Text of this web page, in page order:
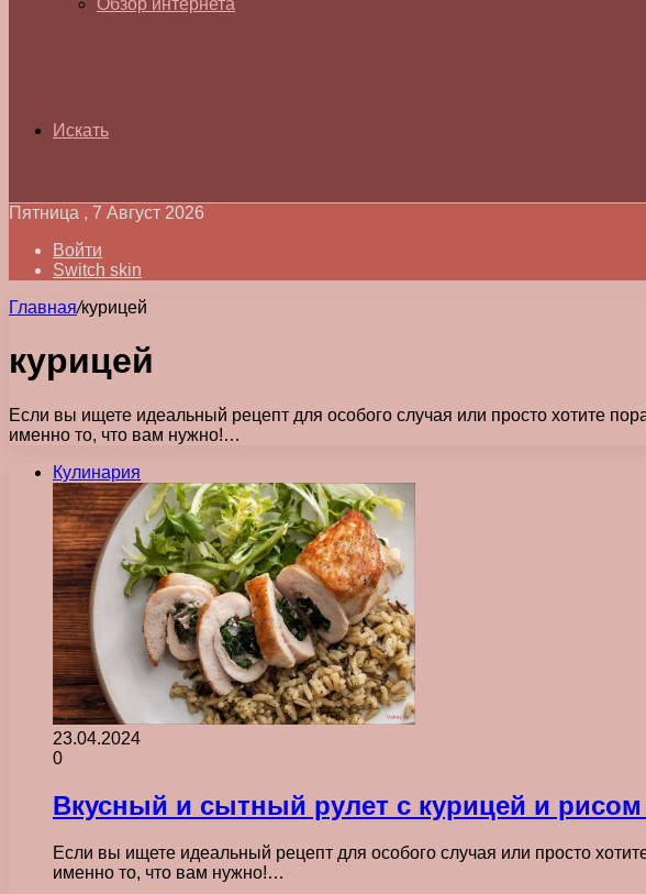
Обзор интернета
Искать
Пятница , 7 Август 2026
Войти
Switch skin
Главная/курицей
курицей
Если вы ищете идеальный рецепт для особого случая или просто хотите
именно то, что вам нужно!…
Кулинария
23.04.2024
0
Вкусный и сытный рулет с курицей и
Если вы ищете идеальный рецепт для особого случая или просто
именно то, что вам нужно!…